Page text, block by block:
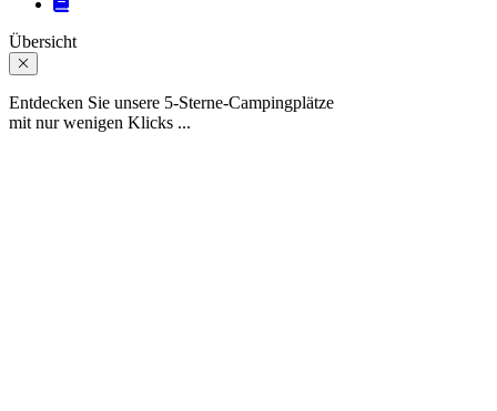
Übersicht
Entdecken Sie unsere 5-Sterne-Campingplätze
mit nur wenigen Klicks ...